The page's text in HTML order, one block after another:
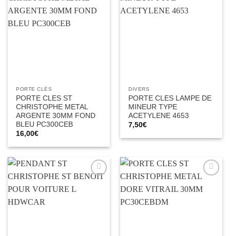
à la liste
PORTE CLÉS
PORTE CLES ST
CHRISTOPHE METAL
ARGENTE 30MM FOND
BLEU PC300CEB
16,00€
DIVERS
PORTE CLES LAMPE DE
MINEUR TYPE
ACETYLENE 4653
7,50€
à la liste